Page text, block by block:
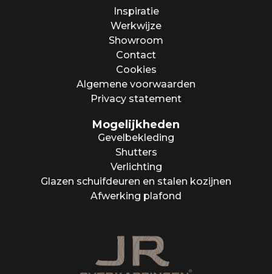
Inspiratie
Werkwijze
Showroom
Contact
Cookies
Algemene voorwaarden
Privacy statement
Mogelijkheden
Gevelbekleding
Shutters
Verlichting
Glazen schuifdeuren en stalen kozijnen
Afwerking plafond